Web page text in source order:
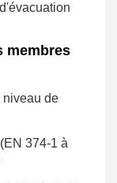
membres
niveau de
374-1 à